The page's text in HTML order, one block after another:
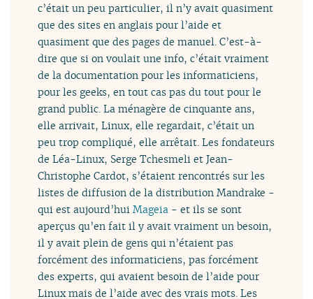
c’était un peu particulier, il n’y avait quasiment
que des sites en anglais pour l’aide et
quasiment que des pages de manuel. C’est-à-
dire que si on voulait une info, c’était vraiment
de la documentation pour les informaticiens,
pour les geeks, en tout cas pas du tout pour le
grand public. La ménagère de cinquante ans,
elle arrivait, Linux, elle regardait, c’était un
peu trop compliqué, elle arrêtait. Les fondateurs
de Léa-Linux, Serge Tchesmeli et Jean-
Christophe Cardot, s’étaient rencontrés sur les
listes de diffusion de la distribution Mandrake -
qui est aujourd’huiMageia - et ils se sont
aperçus qu’en fait il y avait vraiment un besoin,
il y avait plein de gens qui n’étaient pas
forcément des informaticiens, pas forcément
des experts, qui avaient besoin de l’aide pour
Linux mais de l’aide avec des vrais mots. Les